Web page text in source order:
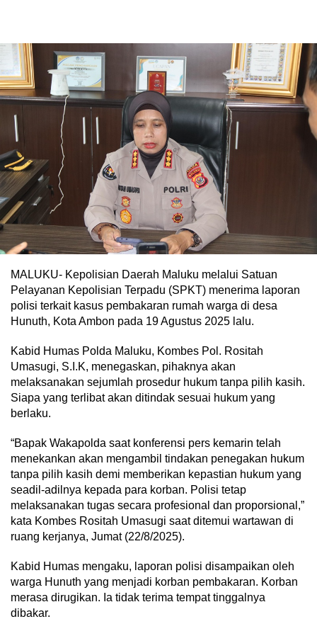
MALUKU- Kepolisian Daerah Maluku melalui Satuan
Pelayanan Kepolisian Terpadu (SPKT) menerima laporan
polisi terkait kasus pembakaran rumah warga di desa
Hunuth, Kota Ambon pada 19 Agustus 2025 lalu.
Kabid Humas Polda Maluku, Kombes Pol. Rositah
Umasugi, S.I.K, menegaskan, pihaknya akan
melaksanakan sejumlah prosedur hukum tanpa pilih kasih.
Siapa yang terlibat akan ditindak sesuai hukum yang
berlaku.
“Bapak Wakapolda saat konferensi pers kemarin telah
menekankan akan mengambil tindakan penegakan hukum
tanpa pilih kasih demi memberikan kepastian hukum yang
seadil-adilnya kepada para korban. Polisi tetap
melaksanakan tugas secara profesional dan proporsional,”
kata Kombes Rositah Umasugi saat ditemui wartawan di
ruang kerjanya, Jumat (22/8/2025).
Kabid Humas mengaku, laporan polisi disampaikan oleh
warga Hunuth yang menjadi korban pembakaran. Korban
merasa dirugikan. Ia tidak terima tempat tinggalnya
dibakar.